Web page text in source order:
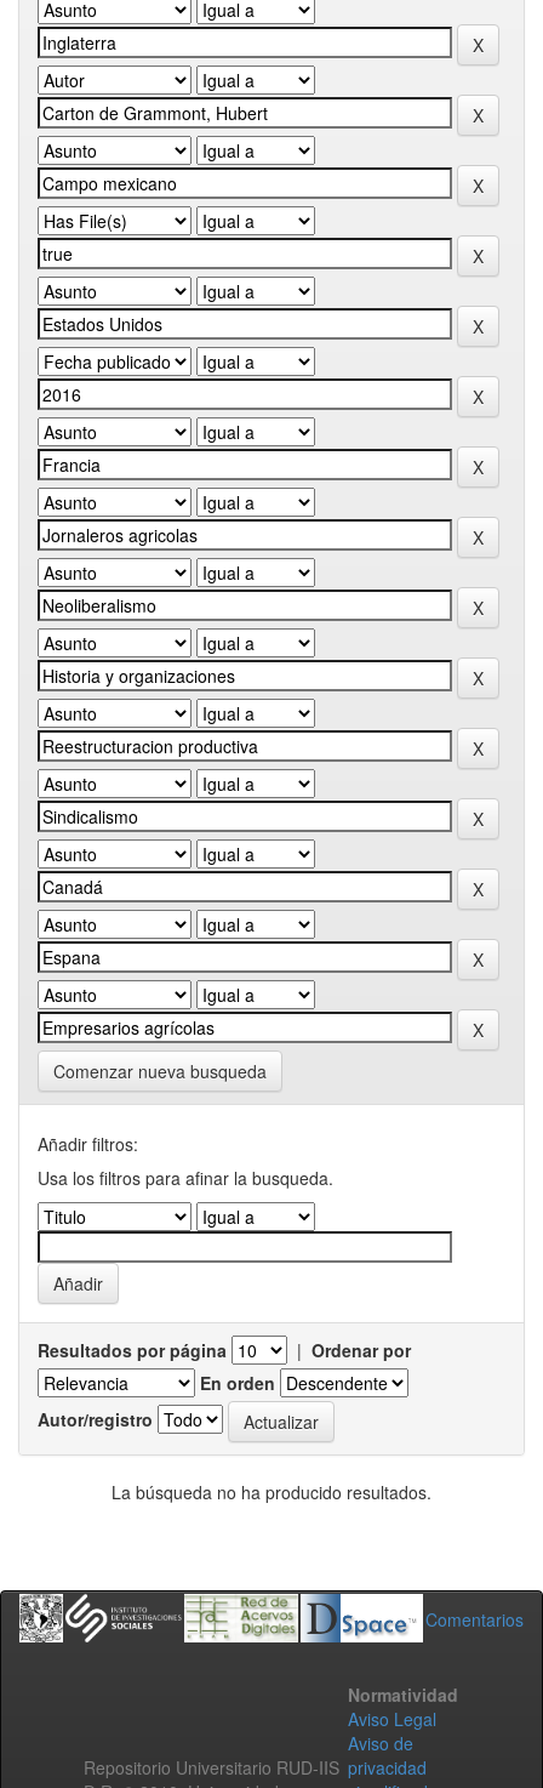
Comenzar nueva busqueda
Añadir filtros:
Usa los filtros para afinar la busqueda.
Resultados por página | Ordenar por
En orden
Autor/registro
La búsqueda no ha producido resultados.
Comentarios
Repositorio Universitario RUD-IIS
Normatividad
Aviso Legal
Aviso de
privacidad